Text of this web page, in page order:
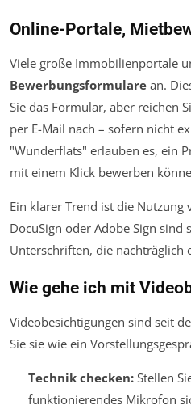
Online-Portale,
Viele große Immobilienportale
Bewerbungsformulare an.
Sie das Formular, aber reichen
per E-Mail nach – sofern nicht
"Wunderflats" erlauben es, ein
mit einem Klick bewerben
Ein klarer Trend ist die Nutzung
DocuSign oder Adobe Sign
Unterschriften, die nachträglich
Wie gehe ich mit
Videobesichtigungen sind seit
Sie sie wie ein
Technik checken:Stellen
funktionierendes Mikrofon